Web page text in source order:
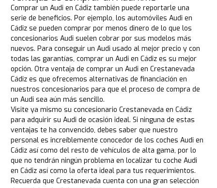
Comprar un Audi en Cádiz también puede reportarle una
serie de beneficios. Por ejemplo, los automóviles Audi en
Cádiz se pueden comprar por menos dinero de lo que los
concesionarios Audi suelen cobrar por sus modelos más
nuevos. Para conseguir un Audi usado al mejor precio y con
todas las garantías, comprar un Audi en Cádiz es su mejor
opción. Otra ventaja de comprar un Audi en Crestanevada
Cádiz es que ofrecemos alternativas de financiación en
nuestros concesionarios para que el proceso de compra de
un Audi sea aún más sencillo.
Visite ya mismo su concesionario Crestanevada en Cádiz
para adquirir su Audi de ocasión ideal. Si ninguna de estas
ventajas te ha convencido, debes saber que nuestro
personal es increíblemente conocedor de los coches Audi en
Cádiz así como del resto de vehículos de alta gama, por lo
que no tendrán ningún problema en localizar tu coche Audi
en Cádiz así como la oferta ideal para tus requerimientos.
Recuerda que Crestanevada cuenta con una gran selección